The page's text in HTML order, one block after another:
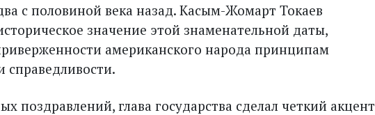
с половиной века назад. Касым-Жомарт Токаев
значение этой знаменательной даты,
американского народа принципам
справедливости.
поздравлений, глава государства сделал четкий акцент